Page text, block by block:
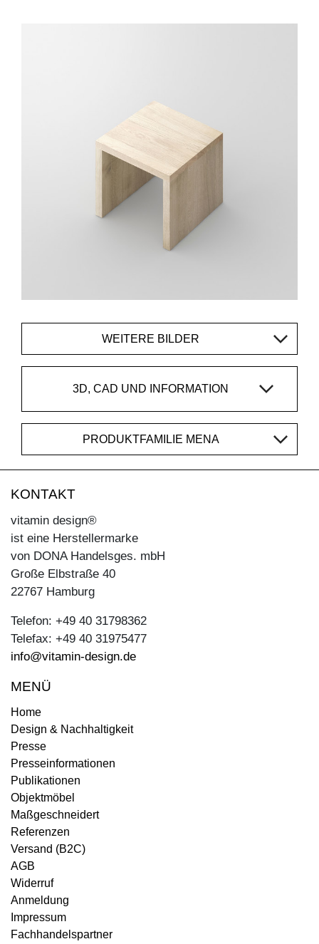
WEITERE BILDER
3D, CAD UND INFORMATION
PRODUKTFAMILIE MENA
KONTAKT
vitamin design®
ist eine Herstellermarke
von DONA Handelsges. mbH
Große Elbstraße 40
22767 Hamburg
Telefon: +49 40 31798362
Telefax: +49 40 31975477
info@vitamin-design.de
MENÜ
Home
Design & Nachhaltigkeit
Presse
Presseinformationen
Publikationen
Objektmöbel
Maßgeschneidert
Referenzen
Versand (B2C)
AGB
Widerruf
Anmeldung
Impressum
Fachhandelspartner